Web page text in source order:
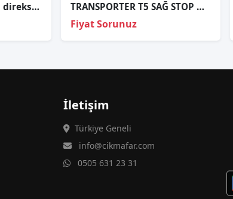
1K0971616D vw golf 5 direksiyon kolonu tesisat tutucu TRANSPORTER T5 SAĞ STOP ORJİNAL
Fiyat Sorunuz
İletişim
Türkiye Geneli
info@cikmafar.com
0505 631 23 31